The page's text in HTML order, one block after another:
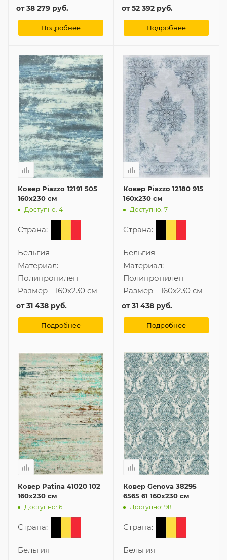
от38 279 руб.
Подробнее
от52 392 руб.
Подробнее
Ковер Piazzo 12191 505
160x230 см
Доступно: 4
Страна:
Бельгия
Материал:
Полипропилен
Размер—160x230 см
от31 438 руб.
Подробнее
Ковер Piazzo 12180 915
160x230 см
Доступно: 7
Страна:
Бельгия
Материал:
Полипропилен
Размер—160x230 см
от31 438 руб.
Подробнее
Ковер Patina 41020 102
160x230 см
Доступно: 6
Страна:
Бельгия
Ковер Genova 38295
6565 61 160x230 см
Доступно: 98
Страна:
Бельгия